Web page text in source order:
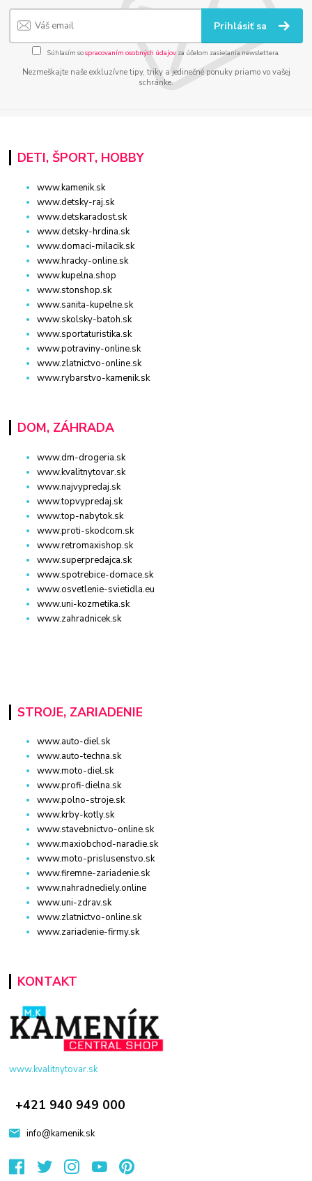
Prihlásiť sa
Súhlasím sospracovaním osobných údajov za účelom zasielania newslettera.
Nezmeškajte naše exkluzívne tipy, triky a jedinečné ponuky priamo vo vašej
schránke.
DETI, ŠPORT, HOBBY
www.kamenik.sk
www.detsky-raj.sk
www.detskaradost.sk
www.detsky-hrdina.sk
www.domaci-milacik.sk
www.hracky-online.sk
www.kupelna.shop
www.stonshop.sk
www.sanita-kupelne.sk
www.skolsky-batoh.sk
www.sportaturistika.sk
www.potraviny-online.sk
www.zlatnictvo-online.sk
www.rybarstvo-kamenik.sk
DOM, ZÁHRADA
www.dm-drogeria.sk
www.kvalitnytovar.sk
www.najvypredaj.sk
www.topvypredaj.sk
www.top-nabytok.sk
www.proti-skodcom.sk
www.retromaxishop.sk
www.superpredajca.sk
www.spotrebice-domace.sk
www.osvetlenie-svietidla.eu
www.uni-kozmetika.sk
www.zahradnicek.sk
STROJE, ZARIADENIE
www.auto-diel.sk
www.auto-techna.sk
www.moto-diel.sk
www.profi-dielna.sk
www.polno-stroje.sk
www.krby-kotly.sk
www.stavebnictvo-online.sk
www.maxiobchod-naradie.sk
www.moto-prislusenstvo.sk
www.firemne-zariadenie.sk
www.nahradnediely.online
www.uni-zdrav.sk
www.zlatnictvo-online.sk
www.zariadenie-firmy.sk
KONTAKT
www.kvalitnytovar.sk
+421 940 949 000
info@kamenik.sk